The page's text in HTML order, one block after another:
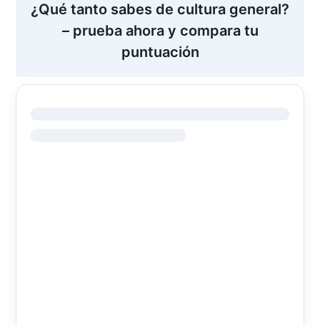
¿Qué tanto sabes de cultura general?
– prueba ahora y compara tu
puntuación